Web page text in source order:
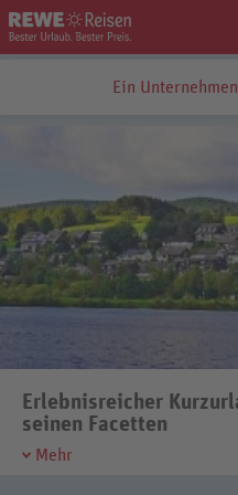
Ein
Erlebnisreicher
seinen Facetten
Sie suchen eine lohnende
Mehr